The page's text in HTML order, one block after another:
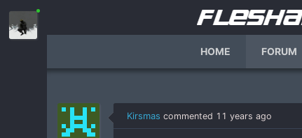
HOME FORUM
Kirsmas commented 11 years ago